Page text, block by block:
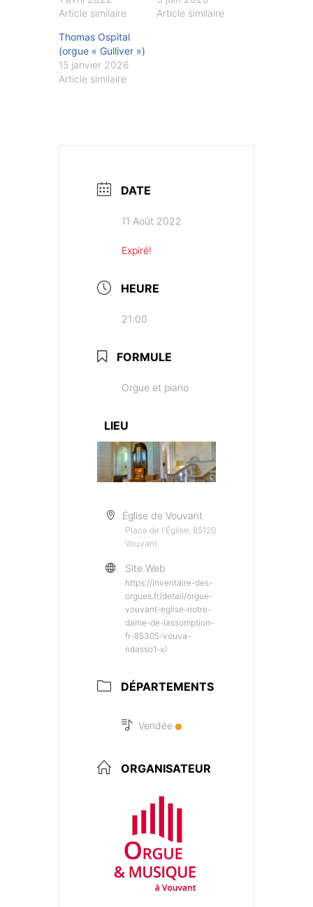
Article similaire
Article similaire
Thomas Ospital
(orgue « Gulliver »)
15 janvier 2026
Article similaire
DATE
11 Août 2022
Expiré!
HEURE
21:00
FORMULE
Orgue et piano
LIEU
Église de Vouvant
Place de l'Église, 85120
Vouvant
Site Web
https://inventaire-des-
orgues.fr/detail/orgue-
vouvant-eglise-notre-
dame-de-lassomption-
fr-85305-vouva-
ndasso1-x/
DÉPARTEMENTS
Vendée
ORGANISATEUR